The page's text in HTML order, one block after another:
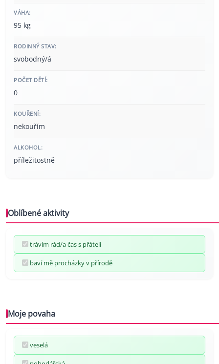
VÁHA:
95 kg
RODINNÝ STAV:
svobodný/á
POČET DĚTÍ:
0
KOUŘENÍ:
nekouřím
ALKOHOL:
příležitostně
Oblíbené aktivity
trávím rád/a čas s přáteli
baví mě procházky v přírodě
Moje povaha
veselá